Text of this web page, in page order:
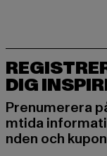
DIG
Prenumerera
mtida
nden och